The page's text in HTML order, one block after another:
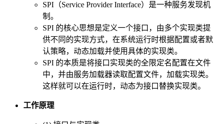
SPI（Service Provider Interface）是一种服务发现机
制。
SPI 的核心思想是定义一个接口，由多个实现类提
供不同的实现方式，在系统运行时根据配置或者默
认策略，动态加载并使用具体的实现类。
SPI 的本质是将接口实现类的全限定名配置在文件
中，并由服务加载器读取配置文件，加载实现类。
这样就可以在运行时，动态为接口替换实现类。
工作原理